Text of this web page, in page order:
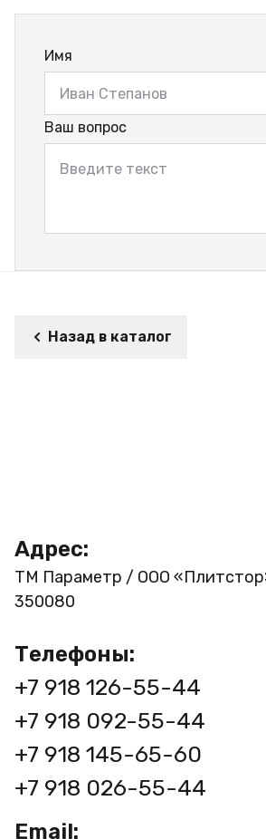
Имя
Ваш вопрос
Назад в каталог
Адрес:
ТМ Параметр / ООО
350080
Телефоны:
+7 918 126-55-44
+7 918 092-55-44
+7 918 145-65-60
+7 918 026-55-44
Email: